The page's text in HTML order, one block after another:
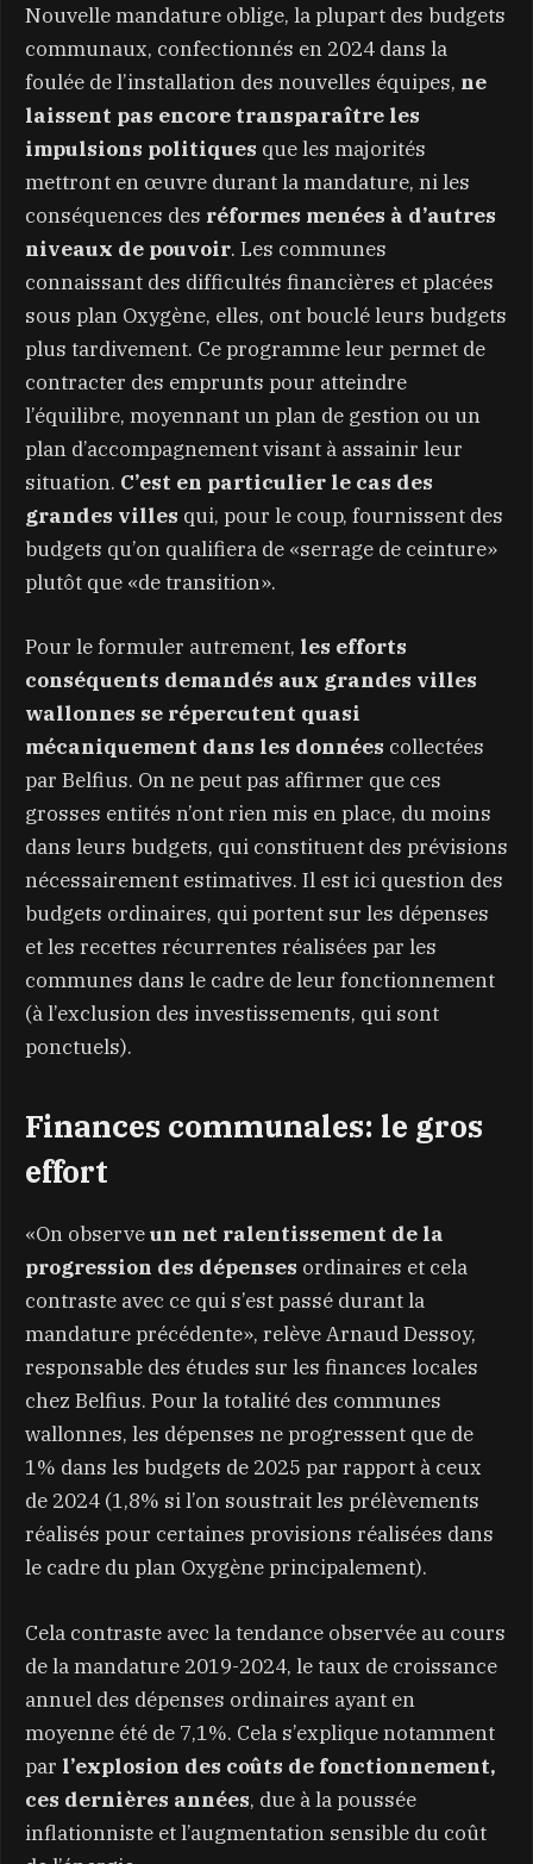
Nouvelle mandature oblige, la plupart des budgets
communaux, confectionnés en 2024 dans la
foulée de l’installation des nouvelles équipes, ne
laissent pas encore transparaître les
impulsions politiques que les majorités
mettront en œuvre durant la mandature, ni les
conséquences des réformes menées à d’autres
niveaux de pouvoir. Les communes
connaissant des difficultés financières et placées
sous plan Oxygène, elles, ont bouclé leurs budgets
plus tardivement. Ce programme leur permet de
contracter des emprunts pour atteindre
l’équilibre, moyennant un plan de gestion ou un
plan d’accompagnement visant à assainir leur
situation. C’est en particulier le cas des
grandes villes qui, pour le coup, fournissent des
budgets qu’on qualifiera de «serrage de ceinture»
plutôt que «de transition».
Pour le formuler autrement, les efforts
conséquents demandés aux grandes villes
wallonnes se répercutent quasi
mécaniquement dans les données collectées
par Belfius. On ne peut pas affirmer que ces
grosses entités n’ont rien mis en place, du moins
dans leurs budgets, qui constituent des prévisions
nécessairement estimatives. Il est ici question des
budgets ordinaires, qui portent sur les dépenses
et les recettes récurrentes réalisées par les
communes dans le cadre de leur fonctionnement
(à l’exclusion des investissements, qui sont
ponctuels).
Finances communales: le gros
effort
«On observeun net ralentissement de la
progression des dépenses ordinaires et cela
contraste avec ce qui s’est passé durant la
mandature précédente», relève Arnaud Dessoy,
responsable des études sur les finances locales
chez Belfius. Pour la totalité des communes
wallonnes, les dépenses ne progressent que de
1% dans les budgets de 2025 par rapport à ceux
de 2024 (1,8% si l’on soustrait les prélèvements
réalisés pour certaines provisions réalisées dans
le cadre du plan Oxygène principalement).
Cela contraste avec la tendance observée au cours
de la mandature 2019-2024, le taux de croissance
annuel des dépenses ordinaires ayant en
moyenne été de 7,1%. Cela s’explique notamment
par l’explosion des coûts de fonctionnement,
ces dernières années, due à la poussée
inflationniste et l’augmentation sensible du coût